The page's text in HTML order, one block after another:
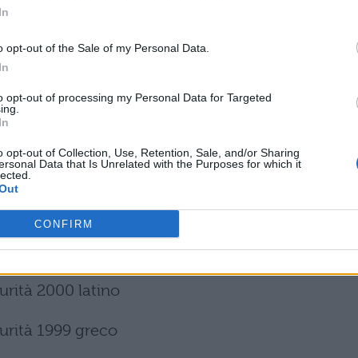
opt-out of the Sale of my Personal Data.
opt-out of processing my Personal Data for Targeted
opt-out of Collection, Use, Retention, Sale, and/or Sharing
Data that Is Unrelated with the Purposes for which it
CONFIRM
2007 latino
2006 greco
2005 latino
2004 greco
2003 latino
2002 latino
2001 greco
2000 latino
1999 greco